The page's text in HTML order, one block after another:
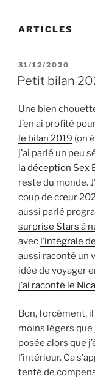
ARTICLES
PUBLIÉ
LE
31/12/2020
Petit bilan
Une bien
J’en ai profité
le bilan 2019 (on
j’ai parlé un peu
la déception Sex
reste du monde.
coup de cœur
aussi parlé
surprise Stars à
avec l’intégrale
aussi raconté un
idée de voyager
j’ai raconté le
Bon, forcément,
moins légers que
posée alors que
l’intérieur. Ca
tenté de